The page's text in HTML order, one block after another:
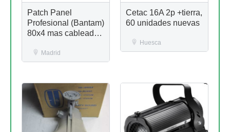
Patch Panel
Profesional (Bantam)
80x4 mas cableado
m maxMadrid
Cetac 16A 2p +tierra,
60 unidades nuevas
Huesca